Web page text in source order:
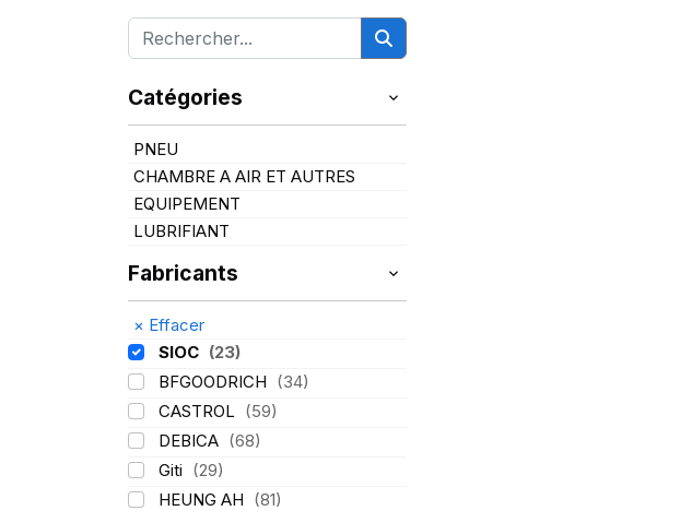
Catégories
PNEU
CHAMBRE A AIR ET AUTRES
EQUIPEMENT
LUBRIFIANT
Fabricants
× Effacer
SIOC (23)
BFGOODRICH (34)
CASTROL (59)
DEBICA (68)
Giti (29)
HEUNG AH (81)